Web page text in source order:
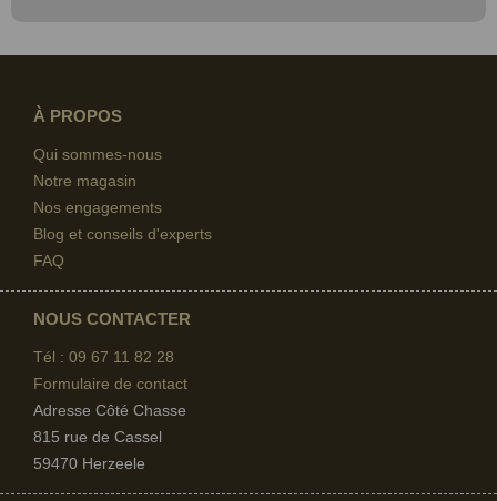
À PROPOS
Qui sommes-nous
Notre magasin
Nos engagements
Blog et conseils d'experts
FAQ
NOUS CONTACTER
Tél : 09 67 11 82 28
Formulaire de contact
Adresse Côté Chasse
815 rue de Cassel
59470 Herzeele